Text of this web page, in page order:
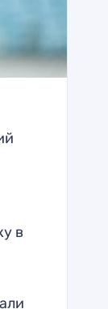
в